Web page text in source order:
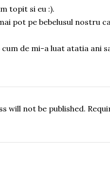
topit si eu :).
pot pe bebelusul nostru
de mi-a luat atatia ani
will not be published.